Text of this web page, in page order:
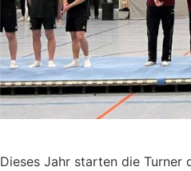
Dieses Jahr starten die Turner